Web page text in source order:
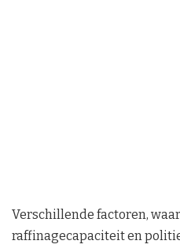
Verschillende factoren,
raffinagecapaciteit en